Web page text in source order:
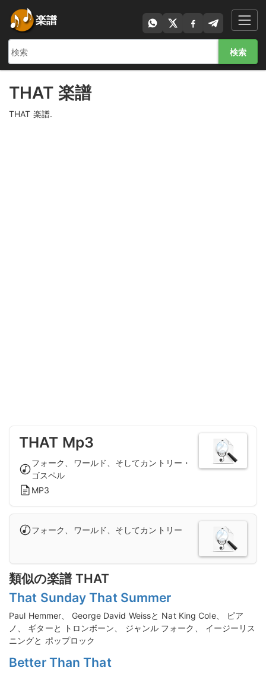
楽譜
検索
THAT 楽譜
THAT 楽譜.
THAT Mp3
フォーク、ワールド、そしてカントリー・
ゴスペル
MP3
フォーク、ワールド、そしてカントリー
類似の楽譜 THAT
That Sunday That Summer
Paul Hemmer、 George David Weissと Nat King Cole、 ピア
ノ、 ギターと トロンボーン、 ジャンル フォーク、 イージーリス
ニングと ポップロック
Better Than That